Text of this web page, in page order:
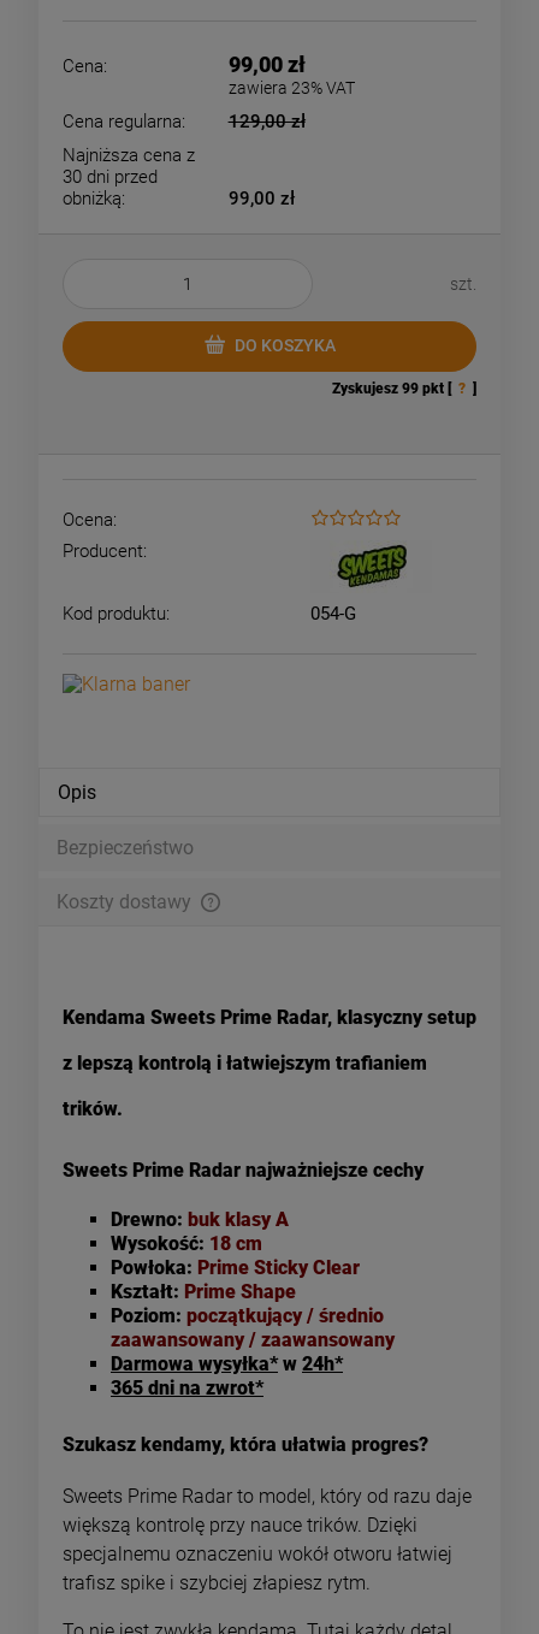
Cena: 99,00 zł
zawiera 23% VAT
Cena regularna:
129,00 zł
Najniższa cena z
30 dni przed
obniżką:
99,00 zł
szt.
DO KOSZYKA
Zyskujesz 99 pkt [ ? ]
Ocena:
Producent:
Kod produktu: 054-G
Opis
Bezpieczeństwo
Koszty dostawy
Kendama Sweets Prime Radar, klasyczny setup
z lepszą kontrolą i łatwiejszym trafianiem
trików.
Sweets Prime Radar najważniejsze cechy
Drewno: buk klasy A
Wysokość: 18 cm
Powłoka: Prime Sticky Clear
Kształt: Prime Shape
Poziom: początkujący / średnio
zaawansowany / zaawansowany
Darmowa wysyłka*w 24h*
365 dni na zwrot*
Szukasz kendamy, która ułatwia progres?
Sweets Prime Radar to model, który od razu daje
większą kontrolę przy nauce trików. Dzięki
specjalnemu oznaczeniu wokół otworu łatwiej
trafisz spike i szybciej złapiesz rytm.